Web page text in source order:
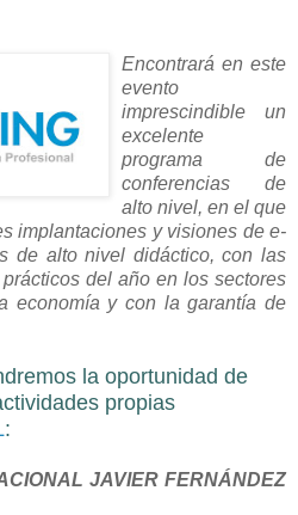
Encontrará en este
evento
imprescindible un
excelente
programa de
conferencias de
alto nivel, en el que
implantaciones y visiones de e-
de alto nivel didáctico, con las
del año en los sectores
economía y con la garantía de
la oportunidad de
propias
:
JAVIER FERNÁNDEZ